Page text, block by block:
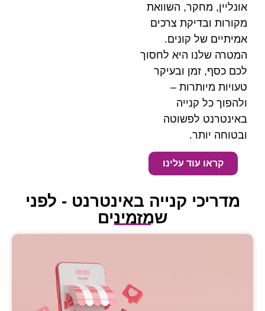
השוואת
צרכים
לחסוך
באינטרנט - לפני